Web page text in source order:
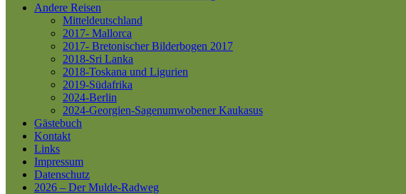
Andere Reisen
Mitteldeutschland
2017- Mallorca
2017- Bretonischer Bilderbogen 2017
2018-Sri Lanka
2018-Toskana und Ligurien
2019-Südafrika
2024-Berlin
2024-Georgien-Sagenumwobener Kaukasus
Gästebuch
Kontakt
Links
Impressum
Datenschutz
2026 – Der Mulde-Radweg